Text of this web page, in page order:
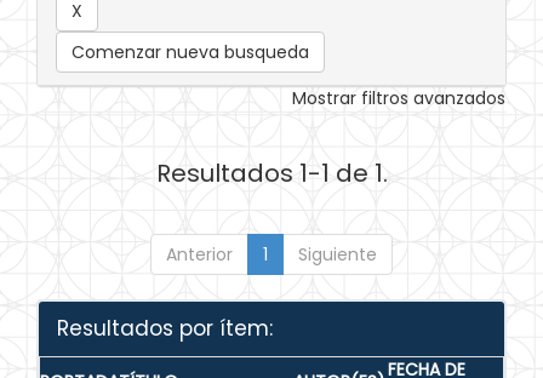
Comenzar nueva busqueda
Mostrar filtros avanzados
Resultados 1-1 de 1.
Anterior 1 Siguiente
Resultados por ítem:
FECHA DE